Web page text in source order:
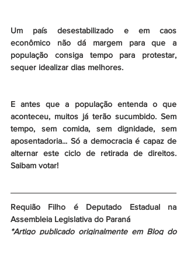
Um país desestabilizado e em caos
econômico não dá margem para que a
população consiga tempo para protestar,
sequer idealizar dias melhores.
E antes que a população entenda o que
aconteceu, muitos já terão sucumbido. Sem
tempo, sem comida, sem dignidade, sem
aposentadoria... Só a democracia é capaz de
alternar este ciclo de retirada de direitos.
Saibam votar!
Requião Filho é Deputado Estadual na
Assembleia Legislativa do Paraná
*Artigo publicado originalmente em Blog do